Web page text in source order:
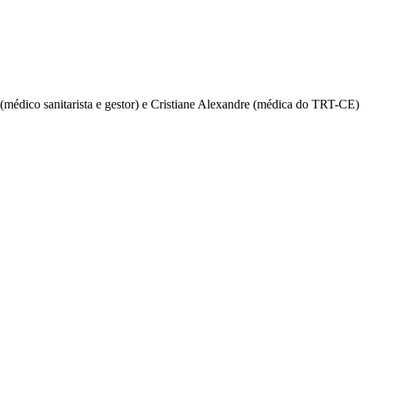
sanitarista e gestor) e Cristiane Alexandre (médica do TRT-CE)